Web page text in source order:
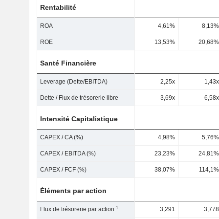
Rentabilité
ROA 4,61% 8,13%
ROE 13,53% 20,68%
Santé Financière
Leverage (Dette/EBITDA) 2,25x 1,43x
Dette / Flux de trésorerie libre 3,69x 6,58x
Intensité Capitalistique
CAPEX / CA (%) 4,98% 5,76%
CAPEX / EBITDA (%) 23,23% 24,81%
CAPEX / FCF (%) 38,07% 114,1%
Éléments par action
Flux de trésorerie par action1 3,291 3,778